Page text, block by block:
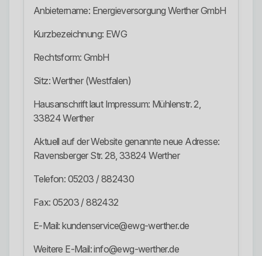
Anbietername: Energieversorgung Werther GmbH
Kurzbezeichnung: EWG
Rechtsform: GmbH
Sitz: Werther (Westfalen)
Hausanschrift laut Impressum: Mühlenstr. 2,
33824 Werther
Aktuell auf der Website genannte neue Adresse:
Ravensberger Str. 28, 33824 Werther
Telefon: 05203 / 882430
Fax: 05203 / 882432
E-Mail: kundenservice@ewg-werther.de
Weitere E-Mail: info@ewg-werther.de